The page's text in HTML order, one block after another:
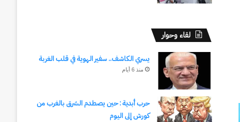
لقاء وحوار
يسري الكاشف.. سفير الهوية في قلب الغربة
منذ 6 أيام
حرب أبدية : حين يصطدم الشرق بالغرب من
كورش إلى اليوم